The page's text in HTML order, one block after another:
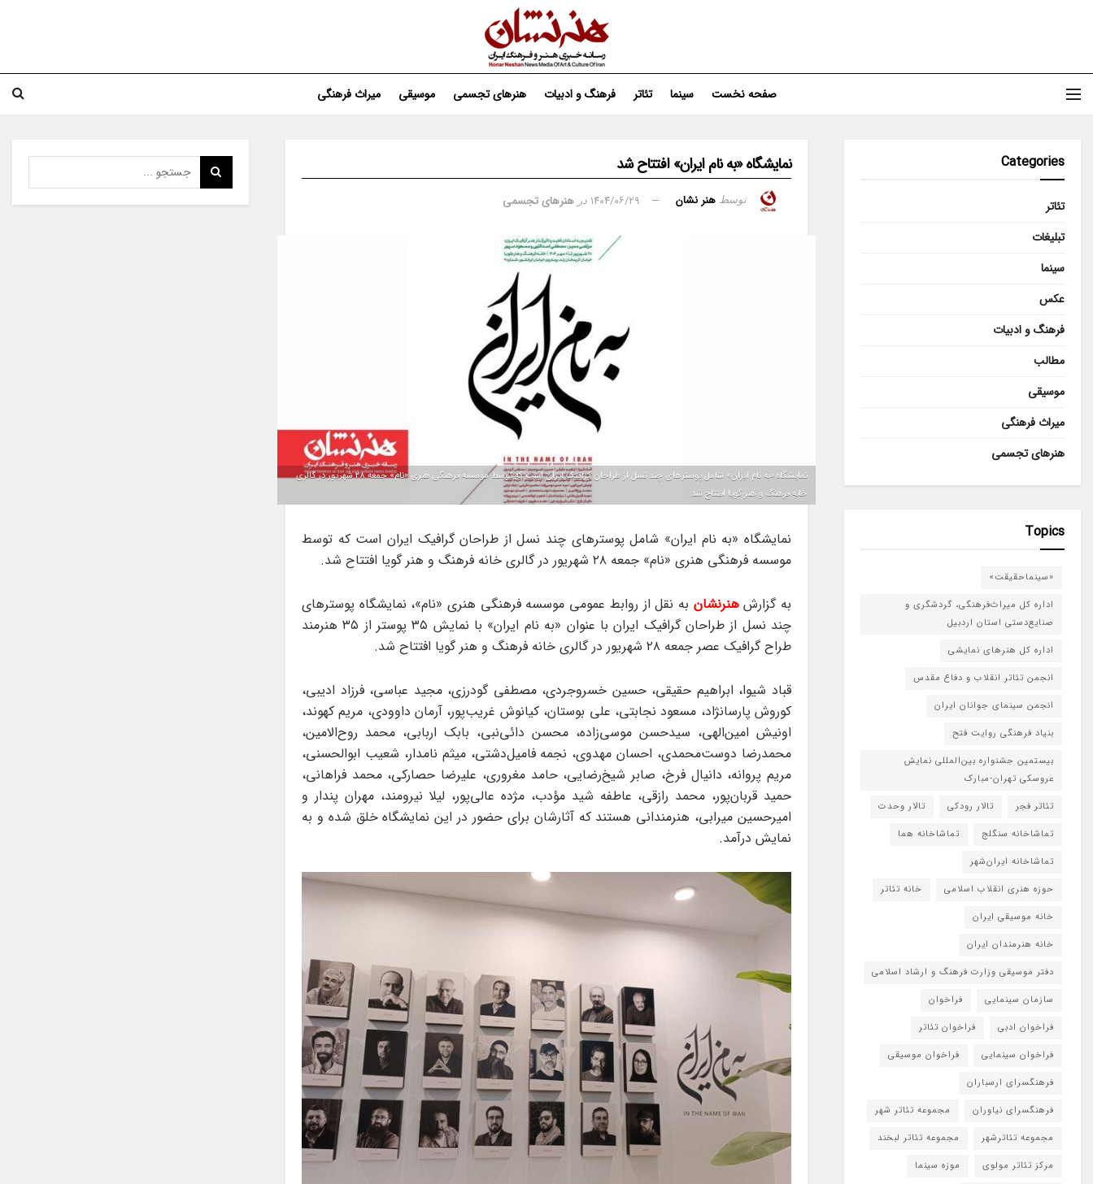
صفحه نخست سینما تئاتر فرهنگ و ادبیات هنرهای تجسمی موسیقی میراث فرهنگی
نمایشگاه «به نام ایران» افتتاح شد
توسط هنر نشان ۱۴۰۴/۰۶/۲۹ در هنرهای تجسمی
نمایشگاه «به نام ایران» شامل پوسترهای چند نسل از طراحان گرافیک ایران است که توسط موسسه فرهنگی هنری «نام» جمعه ۲۸ شهریور در گالری
خانه فرهنگ و هنر گویا افتتاح شد.
نمایشگاه «به نام ایران» شامل پوسترهای چند نسل از طراحان گرافیک ایران است که توسط
موسسه فرهنگی هنری «نام» جمعه ۲۸ شهریور در گالری خانه فرهنگ و هنر گویا افتتاح شد.
به گزارشهنرنشان به نقل از روابط عمومی موسسه فرهنگی هنری «نام»، نمایشگاه پوسترهای
چند نسل از طراحان گرافیک ایران با عنوان «به نام ایران» با نمایش ۳۵ پوستر از ۳۵ هنرمند
طراح گرافیک عصر جمعه ۲۸ شهریور در گالری خانه فرهنگ و هنر گویا افتتاح شد.
قباد شیوا، ابراهیم حقیقی، حسین خسروجردی، مصطفی گودرزی، مجید عباسی، فرزاد ادیبی،
کوروش پارسانژاد، مسعود نجابتی، علی بوستان، کیانوش غریب‌پور، آرمان داوودی، مریم کهوند،
اونیش امین‌الهی، سیدحسن موسی‌زاده، محسن دائی‌نبی، بابک اربابی، محمد روح‌الامین،
محمدرضا دوست‌محمدی، احسان مهدوی، نجمه فامیل‌دشتی، میثم نامدار، شعیب ابوالحسنی،
مریم پروانه، دانیال فرخ، صابر شیخ‌رضایی، حامد مغروری، علیرضا حصارکی، محمد فراهانی،
حمید قربان‌پور، محمد رازقی، عاطفه شید مؤدب، مژده عالی‌پور، لیلا نیرومند، مهران پندار و
امیرحسین میرابی، هنرمندانی هستند که آثارشان برای حضور در این نمایشگاه خلق شده و به
نمایش درآمد.
Categories
تئاتر
تبلیغات
سینما
عکس
فرهنگ و ادبیات
مطالب
موسیقی
میراث فرهنگی
هنرهای تجسمی
Topics
«سینماحقیقت»
اداره کل میراث‌فرهنگی، گردشگری و
صنایع‌دستی استان اردبیل
اداره کل هنرهای نمایشی
انجمن تئاتر انقلاب و دفاع مقدس
انجمن سینمای جوانان ایران
بنیاد فرهنگی روایت فتح
بیستمین جشنواره بین‌المللی نمایش
عروسکی تهران-مبارک
تئاتر فجر
تالار رودکی
تالار وحدت
تماشاخانه سنگلج
تماشاخانه هما
تماشاخانه‌ ایران‌شهر
حوزه هنری انقلاب اسلامی
خانه تئاتر
خانه موسیقی ایران
خانه هنرمندان ایران
دفتر موسیقی وزارت فرهنگ و ارشاد اسلامی
سازمان سینمایی
فراخوان
فراخوان ادبی
فراخوان تئاتر
فراخوان سینمایی
فراخوان موسیقی
فرهنگسرای ارسباران
فرهنگسرای نیاوران
مجموعه تئاتر شهر
مجموعه تئاترشهر
مجموعه تئاتر لبخند
مرکز تئاتر مولوی
موزه سینما